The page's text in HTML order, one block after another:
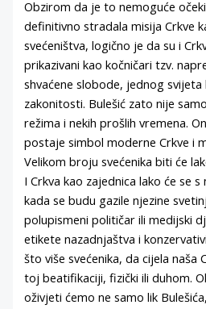
Obzirom da je to nemoguće
definitivno stradala misija Crkve
svećeništva, logično je da su i
prikazivani kao kočničari tzv.
shvaćene slobode, jednog svijeta
zakonitosti. Bulešić zato nije
režima i nekih prošlih vremena.
postaje simbol moderne Crkve i
Velikom broju svećenika biti će
I Crkva kao zajednica lako će se
kada se budu gazile njezine
polupismeni političar ili medijski
etikete nazadnjaštva i
što više svećenika, da cijela naša
toj beatifikaciji, fizički ili duhom.
oživjeti ćemo ne samo lik